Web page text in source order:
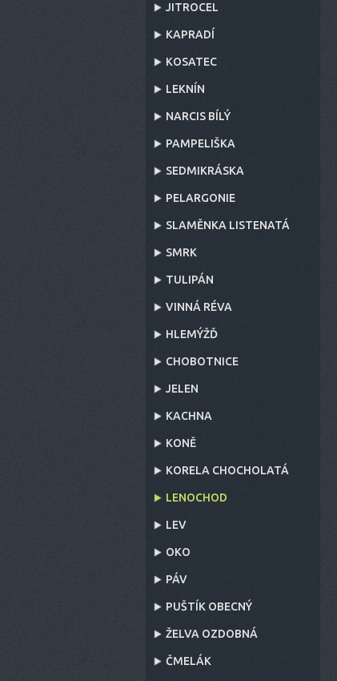
JITROCEL
KAPRADÍ
KOSATEC
LEKNÍN
NARCIS BÍLÝ
PAMPELIŠKA
SEDMIKRÁSKA
PELARGONIE
SLAMĚNKA LISTENATÁ
SMRK
TULIPÁN
VINNÁ RÉVA
HLEMÝŽĎ
CHOBOTNICE
JELEN
KACHNA
KONĚ
KORELA CHOCHOLATÁ
LENOCHOD
LEV
OKO
PÁV
PUŠTÍK OBECNÝ
ŽELVA OZDOBNÁ
ČMELÁK